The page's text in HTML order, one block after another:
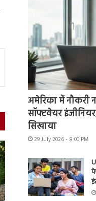
अमेरिका में नौकरी
सॉफ्टवेयर
सिखाया
29 July 2026 - 8:00 PM